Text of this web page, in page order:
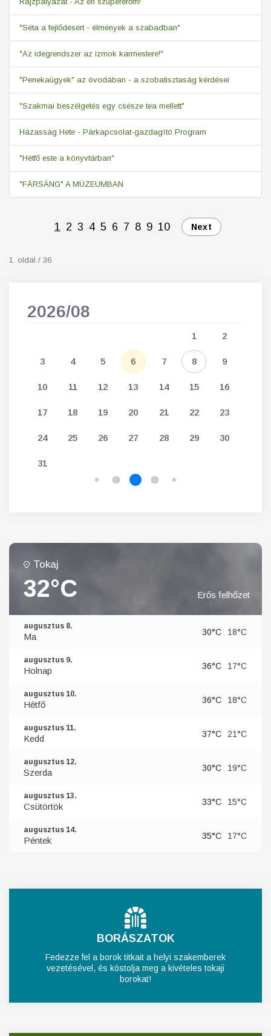
"Séta a fejlődésért - élmények a szabadban"
"Az idegrendszer az izmok karmestere!"
"Penekaügyek" az óvodában - a szobatisztaság kérdései
"Szakmai beszélgetés egy csésze tea mellett"
Házasság Hete - Párkapcsolat-gazdagító Program
"Hétfő este a könyvtárban"
"FÁRSÁNG" A MÚZEUMBAN
1 2 3 4 5 6 7 8 9 10 Next
1. oldal / 36
2026/08
1 2
3 4 5 6 7 8 9
10 11 12 13 14 15 16
17 18 19 20 21 22 23
24 25 26 27 28 29 30
31
Tokaj
32°C Erős felhőzet
augusztus 8.
Ma 30°C 18°C
augusztus 9.
Holnap 36°C 17°C
augusztus 10.
Hétfő 36°C 18°C
augusztus 11.
Kedd 37°C 21°C
augusztus 12.
Szerda 30°C 19°C
augusztus 13.
Csütörtök 33°C 15°C
augusztus 14.
Péntek 35°C 17°C
BORÁSZATOK
Fedezze fel a borok titkait a helyi szakemberek
vezetésével, és kóstolja meg a kivételes tokaji
borokat!